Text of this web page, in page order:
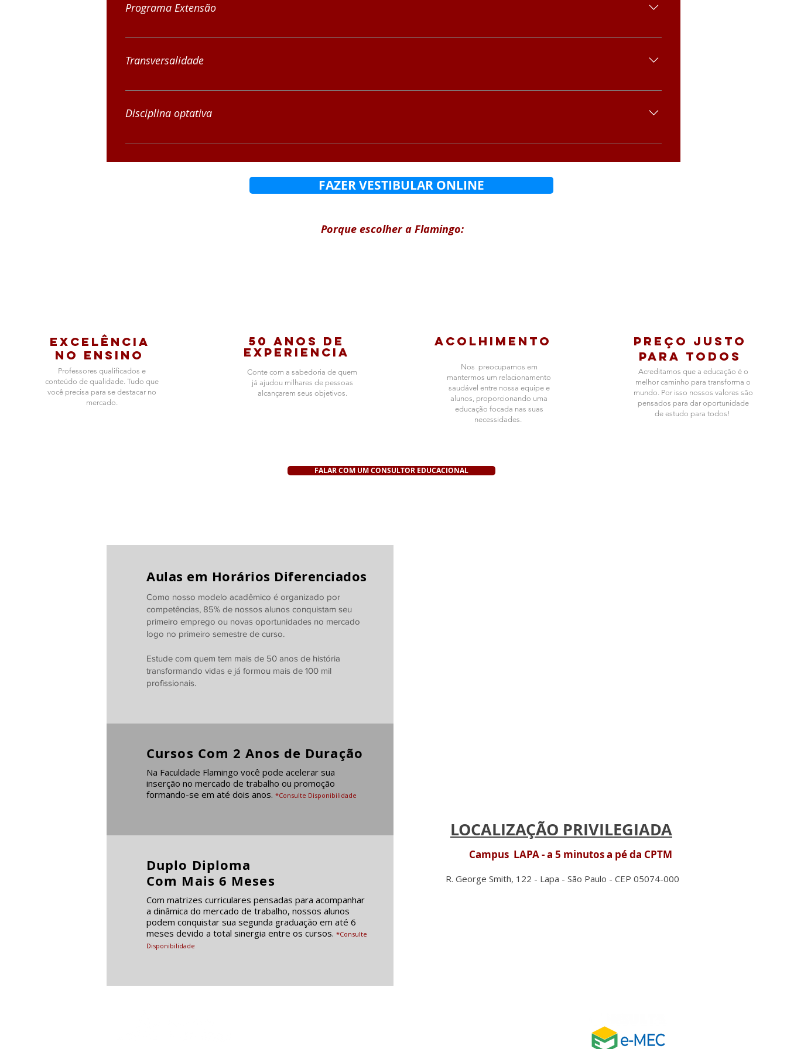
Programa Extensão
Extensão Indústria
Transversalidade
Apoio Pedagógico Língua Portuguesa Apoio Pedagógico Matemática Humanidades
Disciplina optativa
Libras
FAZER VESTIBULAR ONLINE
Porque escolher a Flamingo:
Excelência
no ensino
Professores qualificados e
conteúdo de qualidade. Tudo que
você precisa para se destacar no
mercado.
50 anos de
experiencia
Conte com a sabedoria de quem
já ajudou milhares de pessoas
alcançarem seus objetivos.
Acolhimento
Nos preocupamos em
mantermos um relacionamento
saudável entre nossa equipe e
alunos, proporcionando uma
educação focada nas suas
necessidades.
preço justo
para TODOS
Acreditamos que a educação é o
melhor caminho para transforma o
mundo. Por isso nossos valores são
pensados para dar oportunidade
de estudo para todos!
FALAR COM UM CONSULTOR EDUCACIONAL
Aulas em Horários Diferenciados
Como nosso modelo acadêmico é organizado por
competências, 85% de nossos alunos conquistam seu
primeiro emprego ou novas oportunidades no mercado
logo no primeiro semestre de curso.
Estude com quem tem mais de 50 anos de história
transformando vidas e já formou mais de 100 mil
profissionais.
Cursos Com 2 Anos de Duração
Na Faculdade Flamingo você pode acelerar sua
inserção no mercado de trabalho ou promoção
formando-se em até dois anos. *Consulte Disponibilidade
Duplo Diploma
Com Mais 6 Meses
Com matrizes curriculares pensadas para acompanhar
a dinâmica do mercado de trabalho, nossos alunos
podem conquistar sua segunda graduação em até 6
meses devido a total sinergia entre os cursos. *Consulte
Disponibilidade
LOCALIZAÇÃO PRIVILEGIADA
Campus LAPA - a 5 minutos a pé da CPTM
R. George Smith, 122 - Lapa - São Paulo - CEP 05074-000